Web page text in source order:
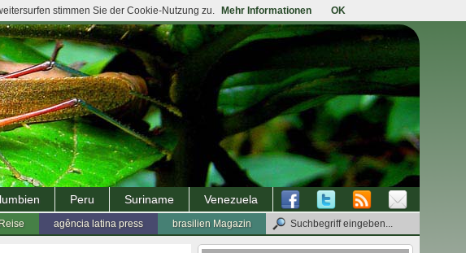
Peru Suriname Venezuela
brasilien Magazin
agência latina press
stimmen Sie der Cookie-Nutzung zu. Mehr Informationen OK